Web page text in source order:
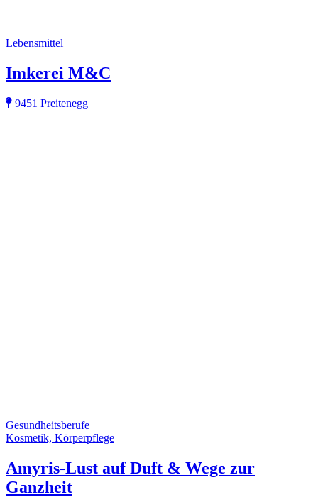
Lebensmittel
Imkerei M&C
9451 Preitenegg
Gesundheitsberufe
Kosmetik, Körperpflege
Amyris-Lust auf Duft & Wege zur
Ganzheit